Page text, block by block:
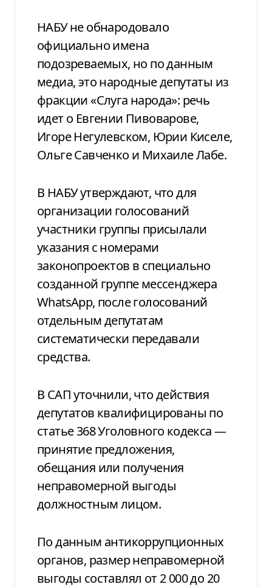
НАБУ не обнародовало
официально имена
подозреваемых, но по данным
медиа, это народные депутаты из
фракции «Слуга народа»: речь
идет о Евгении Пивоварове,
Игоре Негулевском, Юрии Киселе,
Ольге Савченко и Михаиле Лабе.
В НАБУ утверждают, что для
организации голосований
участники группы присылали
указания с номерами
законопроектов в специально
созданной группе мессенджера
WhatsApp, после голосований
отдельным депутатам
систематически передавали
средства.
В САП уточнили, что действия
депутатов квалифицированы по
статье 368 Уголовного кодекса —
принятие предложения,
обещания или получения
неправомерной выгоды
должностным лицом.
По данным антикоррупционных
органов, размер неправомерной
выгоды составлял от 2 000 до 20